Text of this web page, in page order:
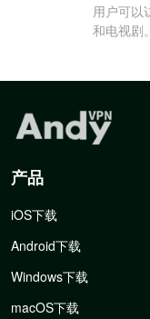
用户可以
和电视剧。
产品
iOS下载
Android下载
Windows下载
macOS下载